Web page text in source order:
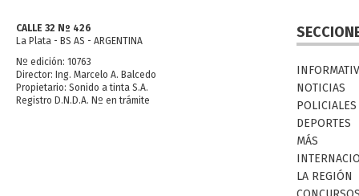
CALLE 32 Nº 426
La Plata - BS AS - ARGENTINA
Nº edición: 10763
Director: Ing. Marcelo A. Balcedo
Propietario: Sonido a tinta S.A.
Registro D.N.D.A. Nº en trámite
NOTICIAS
POLICIALES
DEPORTES
MÁS
LA REGIÓN